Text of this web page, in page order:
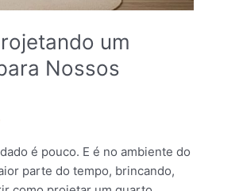
um
Nossos
é pouco. E é no ambiente do
parte do tempo, brincando,